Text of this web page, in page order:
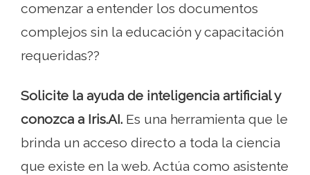
comenzar a entender los documentos
complejos sin la educación y capacitación
requeridas??
Solicite la ayuda de inteligencia artificial y
conozca a Iris.AI. Es una herramienta que le
brinda un acceso directo a toda la ciencia
que existe en la web. Actúa como asistente